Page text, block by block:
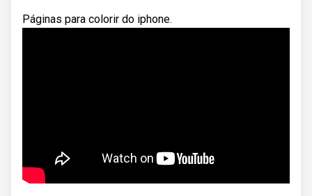
Páginas para colorir do iphone.